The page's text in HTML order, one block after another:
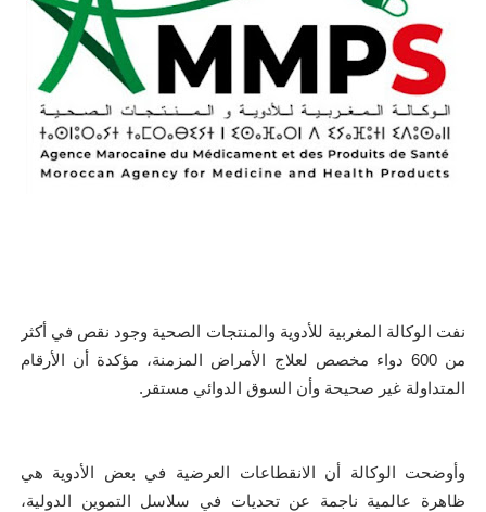
نفت الوكالة المغربية للأدوية والمنتجات الصحية وجود نقص في أكثر
من 600 دواء مخصص لعلاج الأمراض المزمنة، مؤكدة أن الأرقام
المتداولة غير صحيحة وأن السوق الدوائي مستقر.
وأوضحت الوكالة أن الانقطاعات العرضية في بعض الأدوية هي
ظاهرة عالمية ناجمة عن تحديات في سلاسل التموين الدولية،